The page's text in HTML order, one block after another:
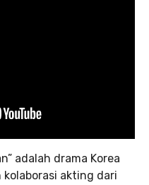
adalah drama Korea
akting dari